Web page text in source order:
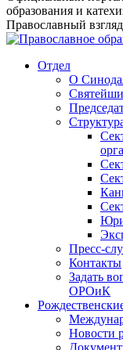
образования и
Православный
Отдел
О
Пресс-
Контакты
Задать
ОРОиК
Новости